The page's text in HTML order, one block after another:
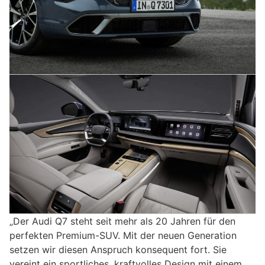
„Der Audi Q7 steht seit mehr als 20 Jahren für den
perfekten Premium-SUV. Mit der neuen Generation
setzen wir diesen Anspruch konsequent fort. Sie